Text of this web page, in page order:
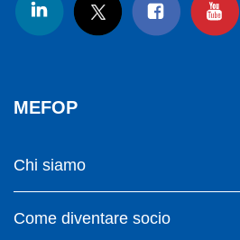
MEFOP
Chi siamo
Come diventare socio